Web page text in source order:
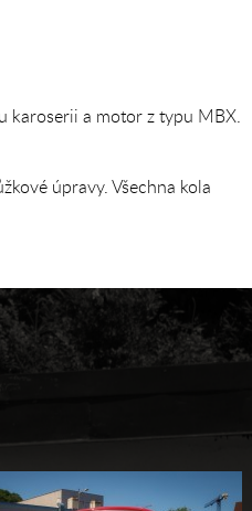
karoserii a motor z typu MBX.
úpravy. Všechna kola